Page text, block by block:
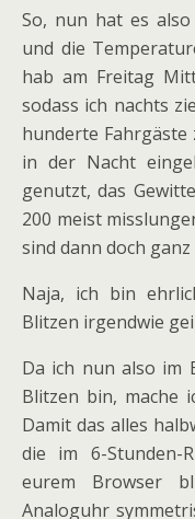
So, nun hat es
und die
hab am Freitag
sodass ich nachts
hunderte
in der Nacht
genutzt, das
200 meist
sind dann doch
Naja, ich bin
Blitzen irgendwie
Da ich nun also im
Blitzen bin, mache
Damit das alles
die im 6-Stunden-
eurem Browser
Analoguhr